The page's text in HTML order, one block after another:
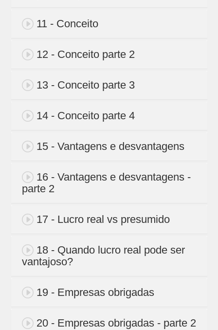
11 - Conceito
12 - Conceito parte 2
13 - Conceito parte 3
14 - Conceito parte 4
15 - Vantagens e desvantagens
16 - Vantagens e desvantagens -
parte 2
17 - Lucro real vs presumido
18 - Quando lucro real pode ser
vantajoso?
19 - Empresas obrigadas
20 - Empresas obrigadas - parte 2